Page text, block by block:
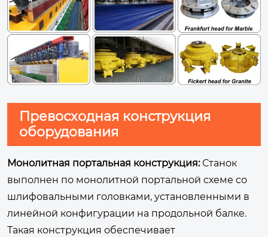
Превосходная конструкция
оборудования
Монолитная портальная конструкция:Станок
выполнен по монолитной портальной схеме со
шлифовальными головками, установленными в
линейной конфигурации на продольной балке.
Такая конструкция обеспечивает